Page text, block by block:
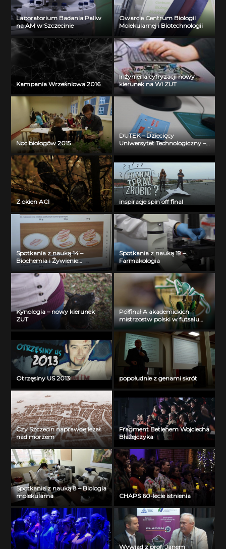
Laboratorium Badania Paliw
na AM w Szczecinie
Owarcie Centrum Biologii
Molekularnej i Biotechnologii
Kampania Wrześniowa 2016
Inżynieria cyfryzacji nowy
kierunek na WI ZUT
Noc biologów 2015
DUTEK – Dziecięcy
Uniwersytet Technologiczny –
Z okien ACI inspiracje spin off final
Spotkania z nauką 14 –
Biochemia i Żywienie
Człowieka
Spotkania z nauką 19 –
Farmakologia
Kynologia – nowy kierunek
ZUT
Półfinał A akademickich
mistrzostw polski w futsalu
mężczyzn
Otrzęsiny US 2013 popołudnie z genami skrót
Czy Szczecin naprawdę leżał
nad morzem
Fragment Betlehem Wojciecha
Błażejczyka
Spotkania z nauką 8 – Biologia
molekularna
CHAPS 60-lecie istnienia
Wywiad z prof. Janem